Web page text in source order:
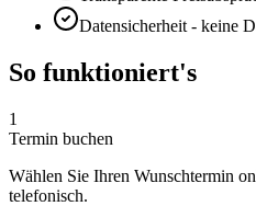
Datensicherheit - keine
So funktioniert's
1
Termin buchen
Wählen Sie Ihren Wunschtermin
telefonisch.